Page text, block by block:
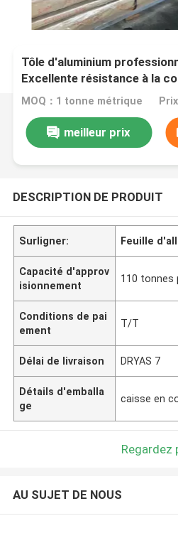
Tôle d'aluminium
Excellente résistance à la
MOQ：1 tonne métrique
meilleur prix
DESCRIPTION DE PRODUIT
Surligner: Feuille
Capacité d'approv
isionnement
110 tonnes
Conditions de pai
ement
T/T
Délai de livraison DRYAS 7
Détails d'emballa
ge
caisse en
Regardez
AU SUJET DE NOUS